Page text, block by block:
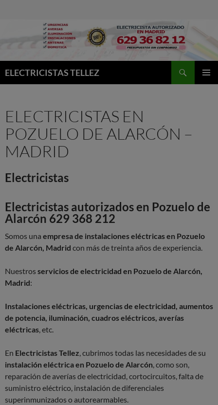
ELECTRICISTAS TELLEZ
ELECTRICISTAS EN
POZUELO DE ALARCÓN –
MADRID
Electricistas
Electricistas autorizados en Pozuelo de
Alarcón 629 368 212
Somos una empresa de instalaciones eléctricas en Pozuelo
de Alarcón, Madrid con más de treinta años de experiencia.
Nuestros servicios de electricidad en Pozuelo de Alarcón,
Madrid:
Instalaciones eléctricas, urgencias de electricidad, aumentos
de potencia, iluminación, cuadros eléctricos, averías
eléctricas, etc.
En Electricistas Tellez, cubrimos todas las necesidades de su
instalación eléctrica en Pozuelo de Alarcón, como son,
reparación de averías de electricidad, cortocircuitos, falta de
suministro eléctrico, instalación de diferenciales
superinmunizados o autorearmables.